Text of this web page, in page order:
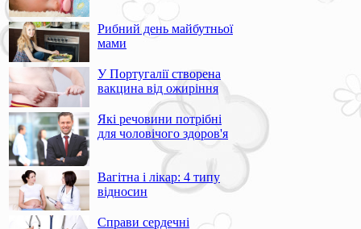
Рибний день майбутньої
мами
У Португалії створена
вакцина від ожиріння
Які речовини потрібні
для чоловічого здоров'я
Вагітна і лікар: 4 типу
відносин
Справи сердечні